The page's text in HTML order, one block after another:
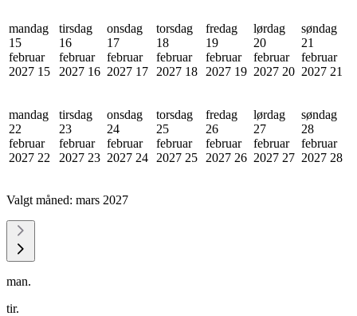
mandag
15
februar
2027 15
tirsdag
16
februar
2027 16
onsdag
17
februar
2027 17
torsdag
18
februar
2027 18
fredag
19
februar
2027 19
lørdag
20
februar
2027 20
søndag
21
februar
2027 21
mandag
22
februar
2027 22
tirsdag
23
februar
2027 23
onsdag
24
februar
2027 24
torsdag
25
februar
2027 25
fredag
26
februar
2027 26
lørdag
27
februar
2027 27
søndag
28
februar
2027 28
Valgt måned: mars 2027
man.
tir.